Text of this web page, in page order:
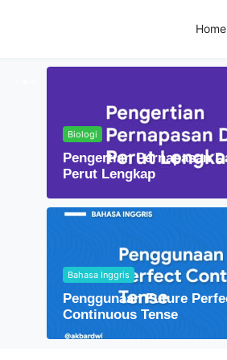
Home
Lensa Cembung
Biologi
Pengertian Pernapasan
Perut Lengkap
Bahasa Inggris
Penggunaan Future
Continuous Tense